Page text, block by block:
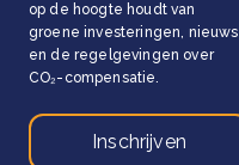
op de hoogte houdt van
groene investeringen, nieuws
en de regelgevingen over
CO₂-compensatie.
Inschrijven